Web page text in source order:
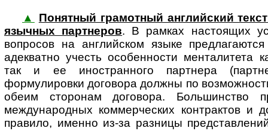
▲
Понятный грамотный английский
языч­ных пар­т­не­ров. В рам­ках на­с­то­я­щих
вопросов на английском языке
адекватно учесть особенности менталитета
так и ее иностранного партнера
формулировки договора должны по
обеим сторонам договора. Большинство
международных коммерческих контрактов и
правило, именно из-за разницы